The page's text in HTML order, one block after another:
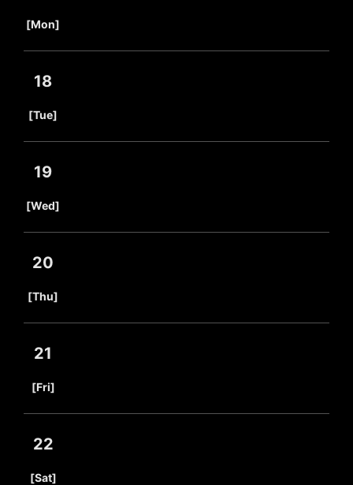
[Mon]
18
[Tue]
19
[Wed]
20
[Thu]
21
[Fri]
22
[Sat]